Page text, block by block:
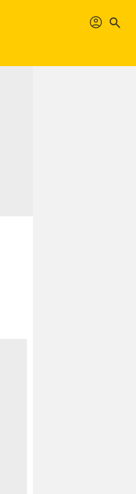
profil search